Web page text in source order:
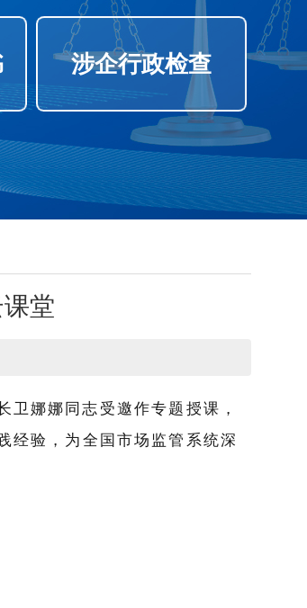
涉企行政检查
堂
娜娜同志受邀作专题授课，
经验，为全国市场监管系统深